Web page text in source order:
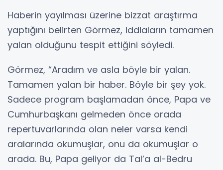
Haberin yayılması üzerine bizzat araştırma
yaptığını belirten Görmez, iddiaların tamamen
yalan olduğunu tespit ettiğini söyledi.
Görmez, “Aradım ve asla böyle bir yalan.
Tamamen yalan bir haber. Böyle bir şey yok.
Sadece program başlamadan önce, Papa ve
Cumhurbaşkanı gelmeden önce orada
repertuvarlarında olan neler varsa kendi
aralarında okumuşlar, onu da okumuşlar o
arada. Bu, Papa geliyor da Tal’a al-Bedru